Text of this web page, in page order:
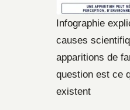
Infographie
causes
apparitions de
question est ce
existent